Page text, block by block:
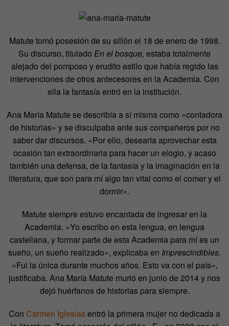
Matute tomó posesión de su sillón el 18 de enero de 1998.
Su discurso, titulado En el bosque, estaba totalmente
alejado del pomposo y erudito estilo que había regido las
intervenciones de otros antecesores en la Academia. Con
ella la fantasía entró en la institución.
Ana María Matute se describía a sí misma como «contadora
de historias» y se disculpaba ante sus compañeros por no
saber dar discursos. «Por ello, desearía aprovechar esta
ocasión tan extraordinaria para hacer un elogio, y acaso
también una defensa, de la fantasía y la imaginación en la
literatura, que son para mí algo tan vital como el comer y el
dormir».
Matute siempre estuvo encantada de ingresar en la
Academia. «Yo escribo en esta lengua, en lengua
castellana, y formar parte de esta Academia para mí es un
sueño, un sueño realizado», explicaba en Imprescindibles.
«Fui la única durante muchos años. Esto va con el país»,
justificaba. Ana María Matute murió en junio de 2014 y nos
dejó huérfanos de historias para siempre.
Con Carmen Iglesiasentró la primera mujer no dedicada a